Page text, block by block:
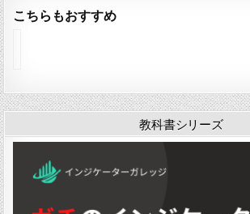
こちらもおすすめ
ー
タ
「
教科書シリーズ